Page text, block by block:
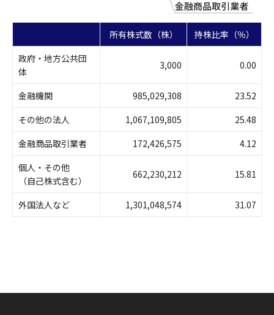
所有株式数（株）
持株比率（％）
政府・地方公共団
体
3,000 0.00
金融機関 985,029,308
23.52
その他の法人
1,067,109,805
25.48
金融商品取引業者
172,426,575
4.12
個人・その他
（自己株式含む）
662,230,212 15.81
外国法人など 1,301,048,574 31.07